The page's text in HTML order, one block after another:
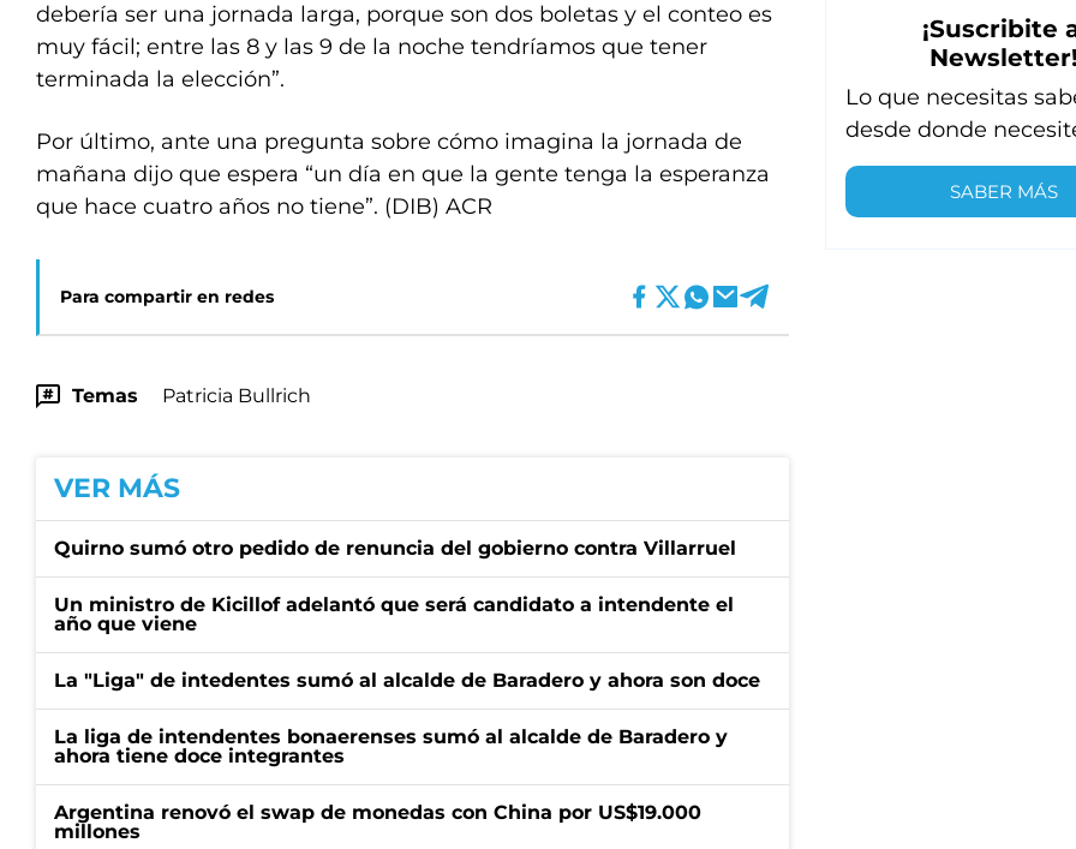
debería ser una jornada larga, porque son dos boletas y el conteo es
muy fácil; entre las 8 y las 9 de la noche tendríamos que tener
terminada la elección”.
Por último, ante una pregunta sobre cómo imagina la jornada de
mañana dijo que espera “un día en que la gente tenga la esperanza
que hace cuatro años no tiene”. (DIB) ACR
Para compartir en redes
Temas Patricia Bullrich
VER MÁS
Quirno sumó otro pedido de renuncia del gobierno contra Villarruel
Un ministro de Kicillof adelantó que será candidato a intendente el
año que viene
La "Liga" de intedentes sumó al alcalde de Baradero y ahora son doce
La liga de intendentes bonaerenses sumó al alcalde de Baradero y
ahora tiene doce integrantes
Argentina renovó el swap de monedas con China por US$19.000
millones
¡Suscribite
Newsletter!
Lo que necesitas
desde donde
SABER MÁS